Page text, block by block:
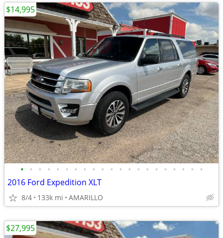
• • • • • • • • • • • • • • • • • • • • •
2016 Ford Expedition XLT
8/4 133k mi AMARILLO
$14,995
$27,995